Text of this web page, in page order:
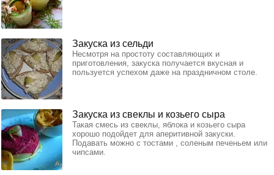
Закуска из сельди
Несмотря на простоту составляющих и
приготовления, закуска получается вкусная и
пользуется успехом даже на праздничном столе.
Закуска из свеклы и козьего сыра
Такая смесь из свеклы, яблока и козьего сыра
хорошо подойдет для аперитивной закуски.
Подавать можно с тостами , соленым печеньем или
чипсами.